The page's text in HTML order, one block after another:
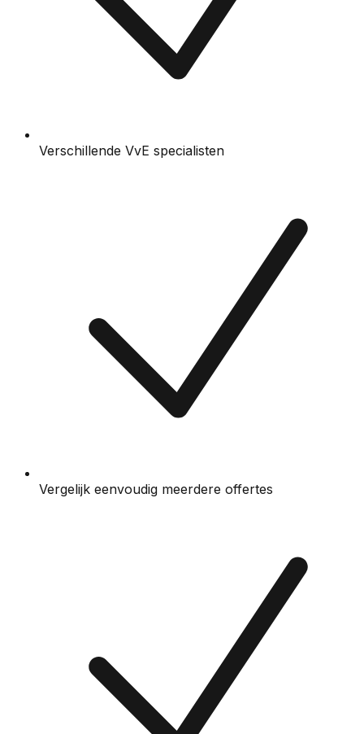
Verschillende VvE specialisten
Vergelijk eenvoudig meerdere offertes